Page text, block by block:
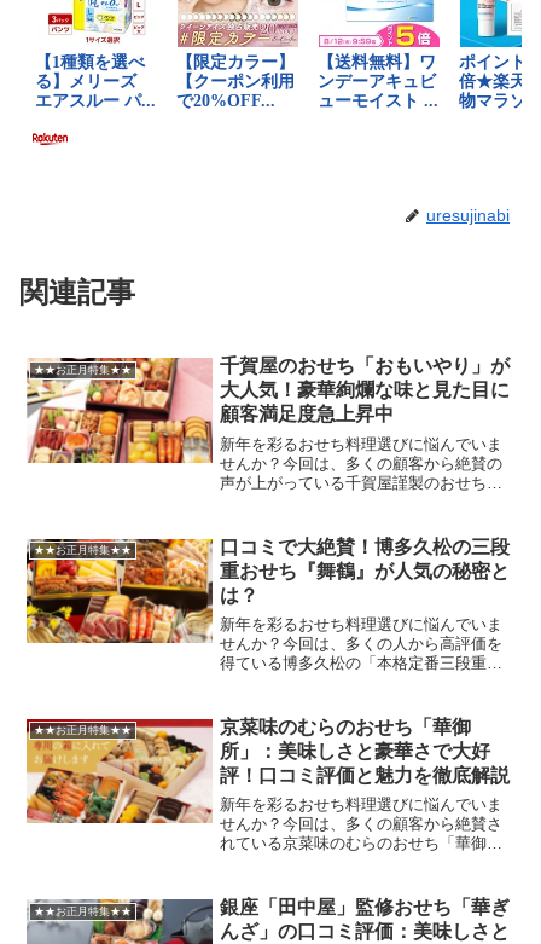
uresujinabi
関連記事
★★お正月特集★★
千賀屋のおせち「おもいやり」が
大人気！豪華絢爛な味と見た目に
顧客満足度急上昇中
新年を彩るおせち料理選びに悩んでいま
せんか？今回は、多くの顧客から絶賛の
声が上がっている千賀屋謹製のおせち料
正月の食卓を華やかに演出する「おもい
やり」の魅力に迫ります。千...
★★お正月特集★★
口コミで大絶賛！博多久松の三段
重おせち『舞鶴』が人気の秘密と
は？
新年を彩るおせち料理選びに悩んでいま
せんか？今回は、多くの人から高評価を
得ている博多久松の「本格定番三段重お
トパフォーマンスなど、様々な角度から
『舞鶴』の魅力に迫ります...
★★お正月特集★★
京菜味のむらのおせち「華御
所」：美味しさと豪華さで大好
評！口コミ評価と魅力を徹底解説
新年を彩るおせち料理選びに悩んでいま
せんか？今回は、多くの顧客から絶賛さ
れている京菜味のむらのおせち「華御
ら「華御所」の魅力に迫ります。京菜味
のむらの「華御所」：口コミ...
★★お正月特集★★
銀座「田中屋」監修おせち「華ぎ
んざ」の口コミ評価：美味しさと